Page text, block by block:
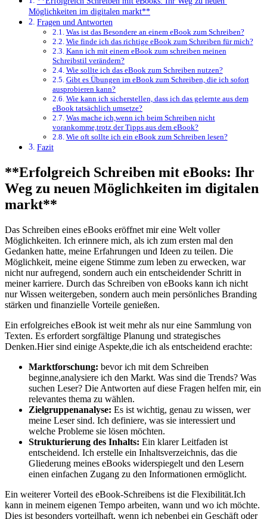
Möglichkeiten im digitalen markt**
Fragen und Antworten
Was ist‌ das Besondere‍ an einem ⁣eBook zum Schreiben?
Wie finde ich das richtige eBook zum Schreiben für mich?
Kann ⁤ich mit einem eBook zum schreiben meinen
Schreibstil verändern?
Wie sollte ich das eBook zum Schreiben nutzen?
Gibt es Übungen im eBook zum Schreiben, die ich sofort
ausprobieren kann?
Wie kann ich ⁤sicherstellen, dass ich das gelernte aus dem
eBook tatsächlich umsetze?
Was mache ich,wenn ich beim Schreiben nicht
vorankomme,trotz der Tipps aus dem eBook?
Wie oft sollte ich ein eBook zum Schreiben lesen?
Fazit
**Erfolgreich Schreiben mit ⁢eBooks: Ihr⁣
Weg zu neuen ​Möglichkeiten im digitalen
markt**
Das Schreiben eines eBooks‌ eröffnet mir eine Welt voller
‍Möglichkeiten. Ich erinnere mich, als ich zum ersten mal den
Gedanken hatte, meine Erfahrungen und Ideen zu teilen. Die
Möglichkeit, meine eigene Stimme zum leben zu erwecken,‌ war
nicht nur⁣ aufregend, sondern auch ein entscheidender Schritt in
meiner ⁢karriere. Durch das Schreiben von eBooks⁤ kann ich ‌nicht
nur Wissen weitergeben, sondern auch ​mein persönliches Branding
stärken und finanzielle ‌Vorteile genießen.
Ein erfolgreiches⁤ eBook ist weit mehr als nur ​eine Sammlung von
Texten. Es erfordert sorgfältige Planung und strategisches
Denken.Hier sind einige ‍Aspekte,die ⁣ich als‌ entscheidend erachte:
Marktforschung: bevor ich mit dem Schreiben
beginne,analysiere ich den Markt. Was sind die Trends? Was ​
suchen Leser? Die Antworten‍ auf diese ‍Fragen helfen mir, ein
relevantes thema zu wählen.
Zielgruppenanalyse: Es ist wichtig, genau zu wissen, ‍wer
meine Leser sind. Ich​ definiere, was sie interessiert und
welche Probleme sie lösen möchten.
Strukturierung des Inhalts: Ein klarer Leitfaden ist
entscheidend. Ich erstelle ein Inhaltsverzeichnis, das die
Gliederung meines eBooks widerspiegelt und den Lesern
einen einfachen Zugang zu den Informationen ermöglicht.
Ein weiterer Vorteil ‍des ⁣eBook-Schreibens ist die Flexibilität.Ich
kann ⁢in meinem eigenen⁤ Tempo arbeiten, wann und wo ich möchte.
Dies ist⁤ besonders vorteilhaft, wenn ich nebenbei ein Geschäft ⁢oder